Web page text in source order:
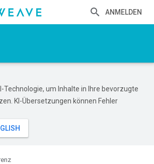
ANMELDEN
Technologie, um Inhalte in Ihre bevorzugte
KI-Übersetzungen können Fehler